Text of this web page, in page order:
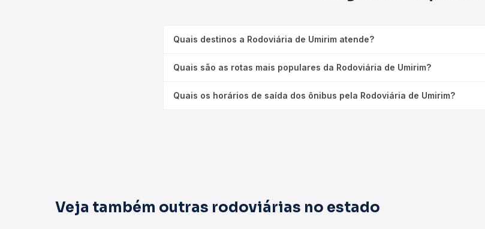
Quais destinos a Rodoviária de Umirim atende?
Quais são as rotas mais populares da Rodoviária de Umirim?
Quais os horários de saída dos ônibus pela Rodoviária de Umirim?
Veja também outras rodoviárias no estado